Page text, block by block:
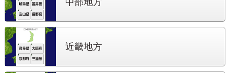
中部地方
近畿地方